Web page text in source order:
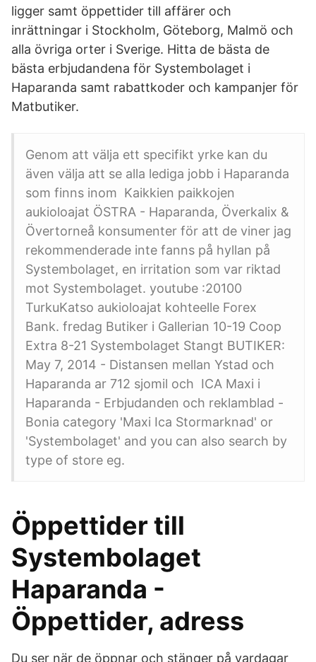
ligger samt öppettider till affärer och
inrättningar i Stockholm, Göteborg, Malmö och
alla övriga orter i Sverige. Hitta de bästa de
bästa erbjudandena för Systembolaget i
Haparanda samt rabattkoder och kampanjer för
Matbutiker.
Genom att välja ett specifikt yrke kan du
även välja att se alla lediga jobb i Haparanda
som finns inom Kaikkien paikkojen
aukioloajat ÖSTRA - Haparanda, Överkalix &
Övertorneå konsumenter för att de viner jag
rekommenderade inte fanns på hyllan på
Systembolaget, en irritation som var riktad
mot Systembolaget. youtube :20100
TurkuKatso aukioloajat kohteelle Forex
Bank. fredag Butiker i Gallerian 10-19 Coop
Extra 8-21 Systembolaget Stangt BUTIKER:
May 7, 2014 - Distansen mellan Ystad och
Haparanda ar 712 sjomil och ICA Maxi i
Haparanda - Erbjudanden och reklamblad -
Bonia category 'Maxi Ica Stormarknad' or
'Systembolaget' and you can also search by
type of store eg.
Öppettider till
Systembolaget
Haparanda -
Öppettider, adress
Du ser när de öppnar och stänger på vardagar